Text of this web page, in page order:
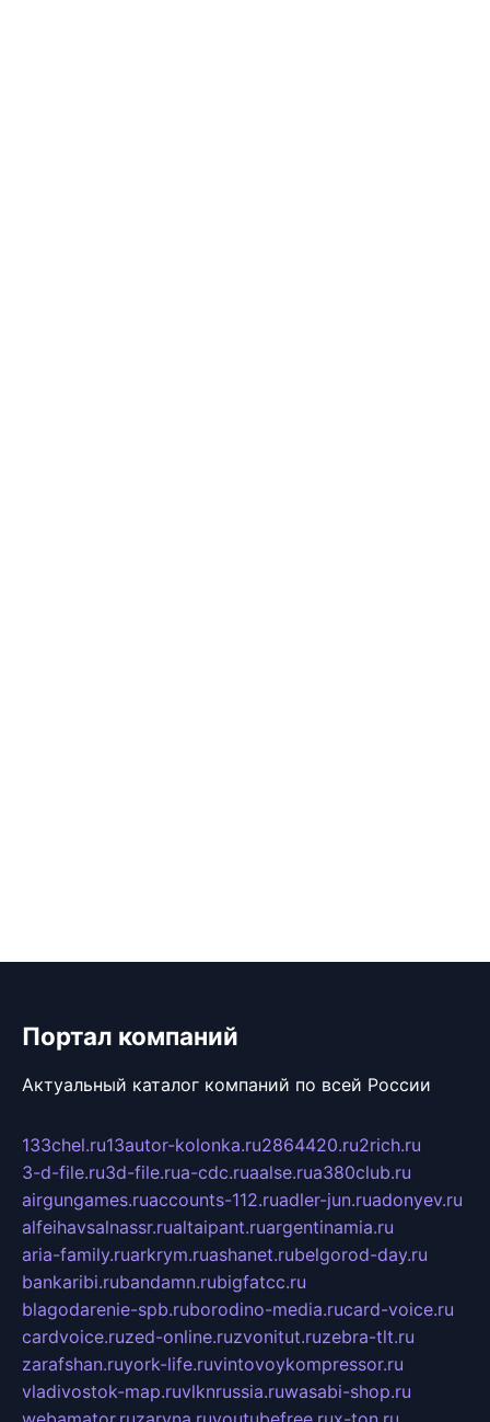
Портал компаний
Актуальный каталог компаний по всей России
133chel.ru13autor-kolonka.ru2864420.ru2rich.ru
3-d-file.ru3d-file.rua-cdc.ruaalse.rua380club.ru
airgungames.ruaccounts-112.ruadler-jun.ruadonyev.ru
alfeihavsalnassr.rualtaipant.ruargentinamia.ru
aria-family.ruarkrym.ruashanet.rubelgorod-day.ru
bankaribi.rubandamn.rubigfatcc.ru
blagodarenie-spb.ruborodino-media.rucard-voice.ru
cardvoice.ruzed-online.ruzvonitut.ruzebra-tlt.ru
zarafshan.ruyork-life.ruvintovoykompressor.ru
vladivostok-map.ruvlknrussia.ruwasabi-shop.ru